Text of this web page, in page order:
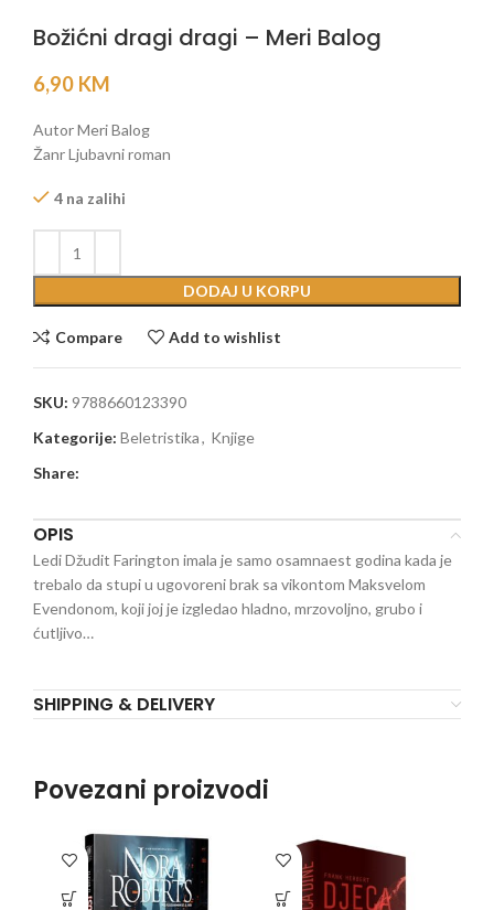
Božićni dragi dragi – Meri Balog
6,90 KM
Autor Meri Balog
Žanr Ljubavni roman
4 na zalihi
DODAJ U KORPU
Compare Add to wishlist
SKU: 9788660123390
Kategorije: Beletristika, Knjige
Share:
OPIS
Ledi Džudit Farington imala je samo osamnaest godina kada je
trebalo da stupi u ugovoreni brak sa vikontom Maksvelom
Evendonom, koji joj je izgledao hladno, mrzovoljno, grubo i
ćutljivo…
SHIPPING & DELIVERY
Povezani proizvodi